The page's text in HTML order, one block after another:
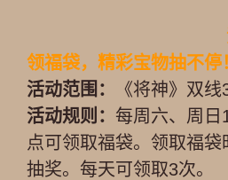
领福袋，精彩宝物抽不停
活动范围：
《将神》双线
活动规则： 每周六、周日
点可领取福袋。领取福
抽奖。每天可领取3次。